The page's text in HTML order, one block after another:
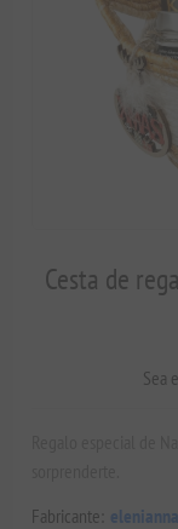
Cesta de
Sea
Fabricante: